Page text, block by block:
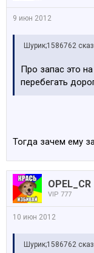
9 июн 2012
Шурик;1586762
Про запас это
перебегать
Тогда зачем ему
OPEL_CR
VIP 777
10 июн 2012
Шурик;1586762